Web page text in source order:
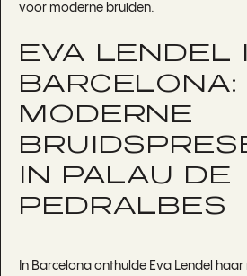
voor moderne bruiden.
EVA LENDEL
BARCELONA:
MODERNE
IN PALAU DE
PEDRALBES
In Barcelona onthulde Eva Lendel